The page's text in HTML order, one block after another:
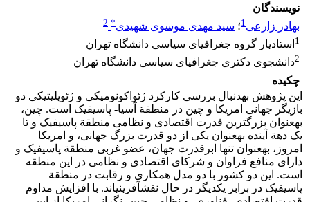
نویسندگان
بهادر زارعی1؛ سید مهدی موسوی شهیدی*
2
1 استادیار گروه جغرافیای سیاسی دانشگاه تهران
2دانشجوی دکتری جغرافیای سیاسی دانشگاه تهران
چکیده
این پژوهش به‏دنبال بررسی کارکرد ژئواکونومیکی و ژئوپلیتیکی دو
بازیگر جهانی امریکا و چین در منطقة آسیا- پاسیفیک است. چین،
به‏عنوان بزرگ‏ترین قدرت اقتصادی و نظامی منطقة پاسیفیک و تا
یک دهة آینده به‏عنوان یکی از دو قدرت بزرگ جهانی، و امریکا
امروز، به‏عنوان تنها ابرقدرت جهان، عضو غربی منطقة پاسیفیک و
دارای منافع فراوان و شرکای اقتصادی و نظامی در این منطقه
است. این دو کشور با دو مدل همکاری و رقابت در منطقة
پاسیفیک در برابر یکدیگر در حال نقش‏آفرینی‏اند. با افزایش مداوم